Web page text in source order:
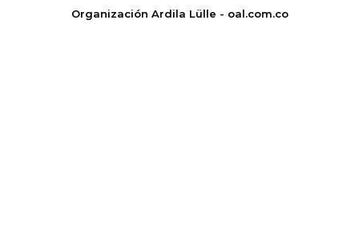
Organización Ardila Lülle - oal.com.co